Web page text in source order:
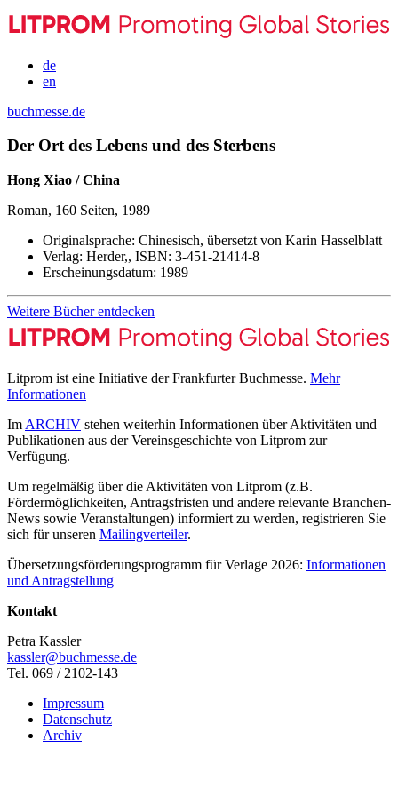
de
en
buchmesse.de
Der Ort des Lebens und des Sterbens
Hong Xiao / China
Roman, 160 Seiten, 1989
Originalsprache: Chinesisch, übersetzt von Karin Hasselblatt
Verlag: Herder,, ISBN: 3-451-21414-8
Erscheinungsdatum: 1989
Weitere Bücher entdecken
Litprom ist eine Initiative der Frankfurter Buchmesse. Mehr
Informationen
Im ARCHIV stehen weiterhin Informationen über Aktivitäten und
Publikationen aus der Vereinsgeschichte von Litprom zur
Verfügung.
Um regelmäßig über die Aktivitäten von Litprom (z.B.
Fördermöglichkeiten, Antragsfristen und andere relevante Branchen-
News sowie Veranstaltungen) informiert zu werden, registrieren Sie
sich für unseren Mailingverteiler.
Übersetzungsförderungsprogramm für Verlage 2026: Informationen
und Antragstellung
Kontakt
Petra Kassler
kassler@buchmesse.de
Tel. 069 / 2102-143
Impressum
Datenschutz
Archiv